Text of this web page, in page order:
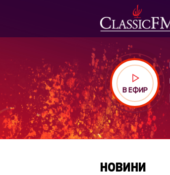
В ЕФИР
НОВИНИ